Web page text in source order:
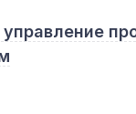
управление